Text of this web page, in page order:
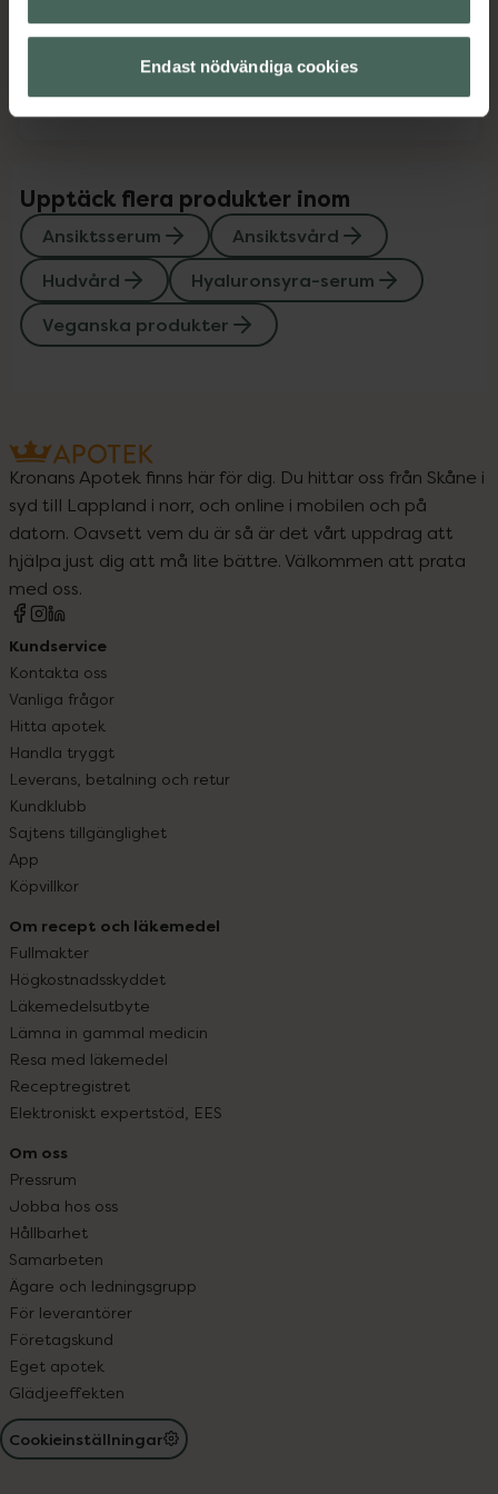
Endast nödvändiga cookies
Instruktioner
Upptäck flera produkter inom
Ansiktsserum
Ansiktsvård
Hudvård
Hyaluronsyra-serum
Veganska produkter
Kronans Apotek finns här för dig. Du hittar oss från Skåne i
syd till Lappland i norr, och online i mobilen och på
datorn. Oavsett vem du är så är det vårt uppdrag att
hjälpa just dig att må lite bättre. Välkommen att prata
med oss.
Kundservice
Kontakta oss
Vanliga frågor
Hitta apotek
Handla tryggt
Leverans, betalning och retur
Kundklubb
Sajtens tillgänglighet
App
Köpvillkor
Om recept och läkemedel
Fullmakter
Högkostnadsskyddet
Läkemedelsutbyte
Lämna in gammal medicin
Resa med läkemedel
Receptregistret
Elektroniskt expertstöd, EES
Om oss
Pressrum
Jobba hos oss
Hållbarhet
Samarbeten
Ägare och ledningsgrupp
För leverantörer
Företagskund
Eget apotek
Glädjeeffekten
Cookieinställningar